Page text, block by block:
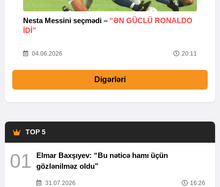
Nesta Messini seçmədi – “ƏN GÜCLÜ RONALDO
IDI”
04.06.2026 20:11
Digərləri
TOP 5
01
Elmar Baxşıyev: “Bu nəticə hamı üçün
gözlənilməz oldu”
31.07.2026 16:26